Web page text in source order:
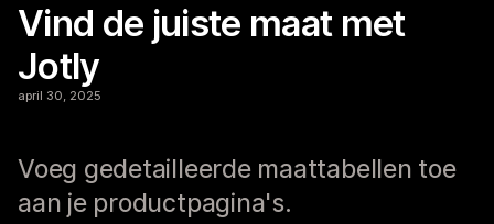
Vind de juiste maat met
Jotly
april 30, 2025
Voeg gedetailleerde maattabellen toe
aan je productpagina's.